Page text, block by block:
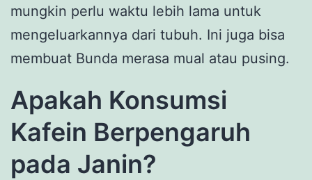
mungkin perlu waktu lebih lama untuk
mengeluarkannya dari tubuh. Ini juga bisa
membuat Bunda merasa mual atau pusing.
Apakah Konsumsi
Kafein Berpengaruh
pada Janin?